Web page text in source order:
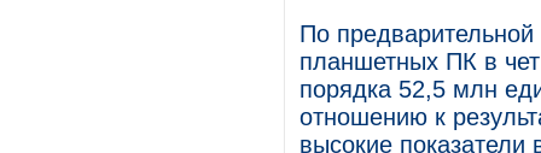
По
планшетных ПК в
порядка 52,5 млн
отношению к
высокие показатели